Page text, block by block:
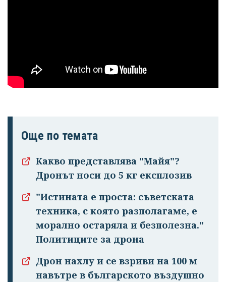
Още по темата
Какво представлява "Майя"?
Дронът носи до 5 кг експлозив
"Истината е проста: съветската
техника, с която разполагаме, е
морално остаряла и безполезна."
Политиците за дрона
Дрон нахлу и се взриви на 100 м
навътре в българското въздушно